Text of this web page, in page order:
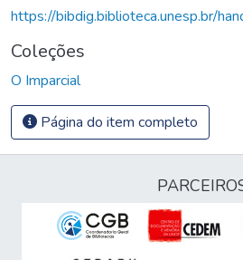
https://bibdig.biblioteca.unesp.br/
Coleções
O Imparcial
Página do item completo